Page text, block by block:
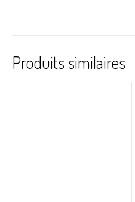
Produits similaires